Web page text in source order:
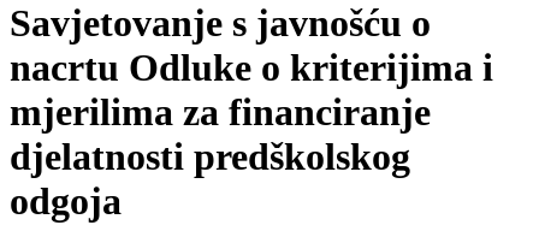
Savjetovanje s javnošću o
nacrtu Odluke o kriterijima i
mjerilima za financiranje
djelatnosti predškolskog
odgoja